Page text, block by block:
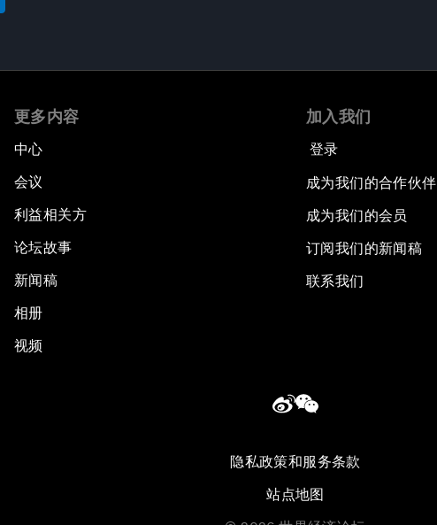
更多内容
中心
会议
利益相关方
论坛故事
新闻稿
相册
视频
加入我们
登录
成为我们的合作伙伴
成为我们的会员
订阅我们的新闻稿
联系我们
隐私政策和服务条款
站点地图